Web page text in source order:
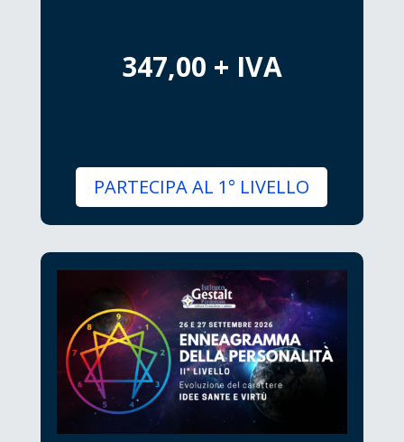
347,00 + IVA
PARTECIPA AL 1° LIVELLO